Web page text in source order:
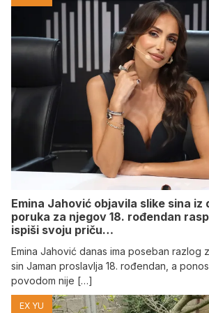
Emina Jahović objavila slike sina iz
poruka za njegov 18. rođendan
ispiši svoju priču…
Emina Jahović danas ima poseban razlog
sin Jaman proslavlja 18. rođendan, a
povodom nije […]
EX YU